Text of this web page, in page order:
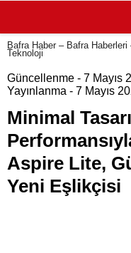
Bafra Haber – Bafra
Teknoloji
Güncellenme - 7 Mayıs
Yayınlanma - 7 Mayıs
Minimal
Aspire Lite,
Yeni Eşlikçisi